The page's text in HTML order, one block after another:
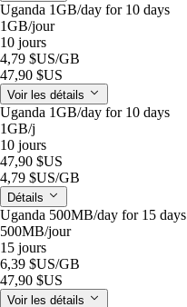
Uganda 1GB/day for 10 days
1GB/jour
10 jours
4,79 $US/GB
47,90 $US
Voir les détails
Uganda 1GB/day for 10 days
1GB/j
10 jours
47,90 $US
4,79 $US/GB
Détails
Uganda 500MB/day for 15 days
500MB/jour
15 jours
6,39 $US/GB
47,90 $US
Voir les détails